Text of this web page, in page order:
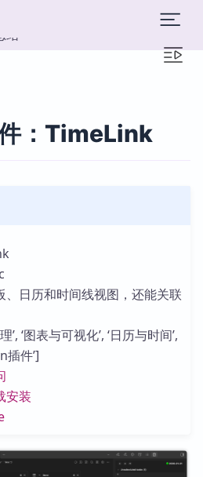
结
：TimeLink
、日历和时间线视图，还能关联
‘图表与可视化’, ‘日历与时间’,
插件’]
安装